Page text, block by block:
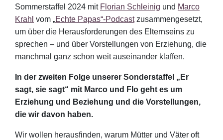
Sommerstaffel 2024 mit Florian Schleinig und Marco
Krahl vom „Echte Papas“-Podcastzusammengesetzt,
um über die Herausforderungen des Elternseins zu
sprechen – und über Vorstellungen von Erziehung, die
manchmal ganz schon weit auseinander klaffen.
In der zweiten Folge unserer Sonderstaffel „Er
sagt, sie sagt“ mit Marco und Flo geht es um
Erziehung und Beziehung und die Vorstellungen,
die wir davon haben.
Wir wollen herausfinden, warum Mütter und Väter oft